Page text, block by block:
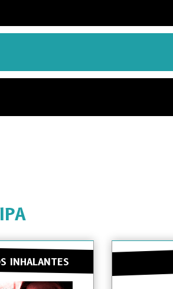
INHALANTES